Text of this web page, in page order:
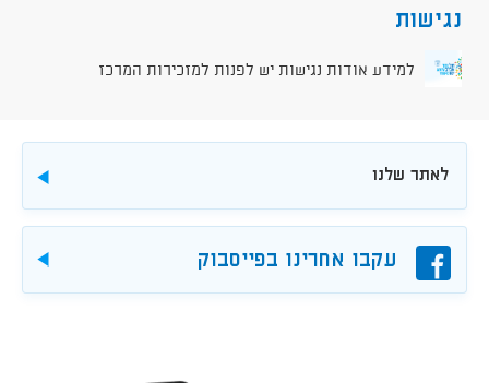
נגישות
למידע אודות נגישות יש לפנות למזכירות המרכז
לאתר שלנו
פייסבוקעקבו אחרינו בפייסבוק